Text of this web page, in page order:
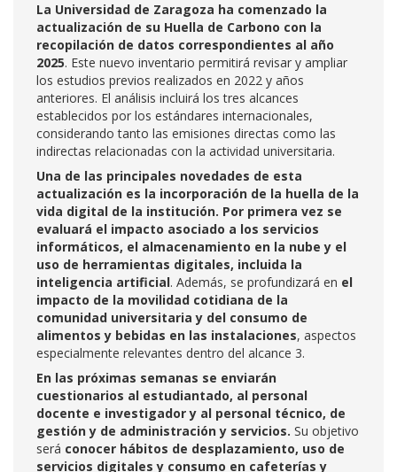
La Universidad de Zaragoza ha comenzado la
actualización de su Huella de Carbono con la
recopilación de datos correspondientes al año
2025. Este nuevo inventario permitirá revisar y ampliar
los estudios previos realizados en 2022 y años
anteriores. El análisis incluirá los tres alcances
establecidos por los estándares internacionales,
considerando tanto las emisiones directas como las
indirectas relacionadas con la actividad universitaria.
Una de las principales novedades de esta
actualización es la incorporación de la huella de la
vida digital de la institución. Por primera vez se
evaluará el impacto asociado a los servicios
informáticos, el almacenamiento en la nube y el
uso de herramientas digitales, incluida la
inteligencia artificial. Además, se profundizará en el
impacto de la movilidad cotidiana de la
comunidad universitaria y del consumo de
alimentos y bebidas en las instalaciones, aspectos
especialmente relevantes dentro del alcance 3.
En las próximas semanas se enviarán
cuestionarios al estudiantado, al personal
docente e investigador y al personal técnico, de
gestión y de administración y servicios. Su objetivo
será conocer hábitos de desplazamiento, uso de
servicios digitales y consumo en cafeterías y